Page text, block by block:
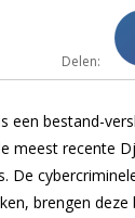
Delen:
een bestand-
meest recente
De
brengen deze